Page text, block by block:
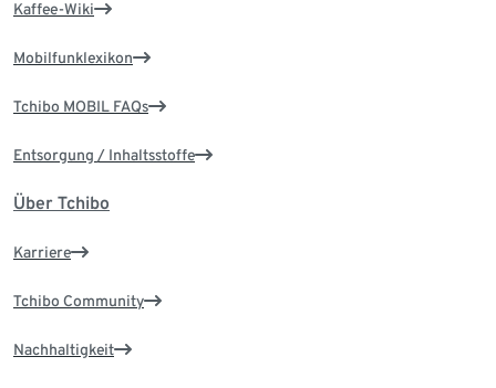
Kaffee-Wiki
Mobilfunklexikon
Tchibo MOBIL FAQs
Entsorgung / Inhaltsstoffe
Über Tchibo
Karriere
Tchibo Community
Nachhaltigkeit